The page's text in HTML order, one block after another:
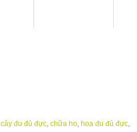
cây đu đủ đực, chữa ho, hoa đu đủ đực,